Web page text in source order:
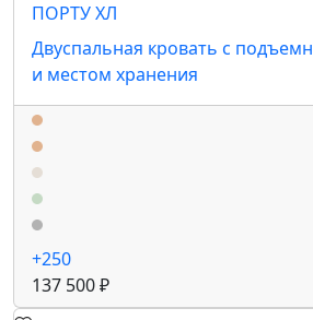
ПОРТУ ХЛ
Двуспальная кровать с
и местом хранения
+250
137 500 ₽